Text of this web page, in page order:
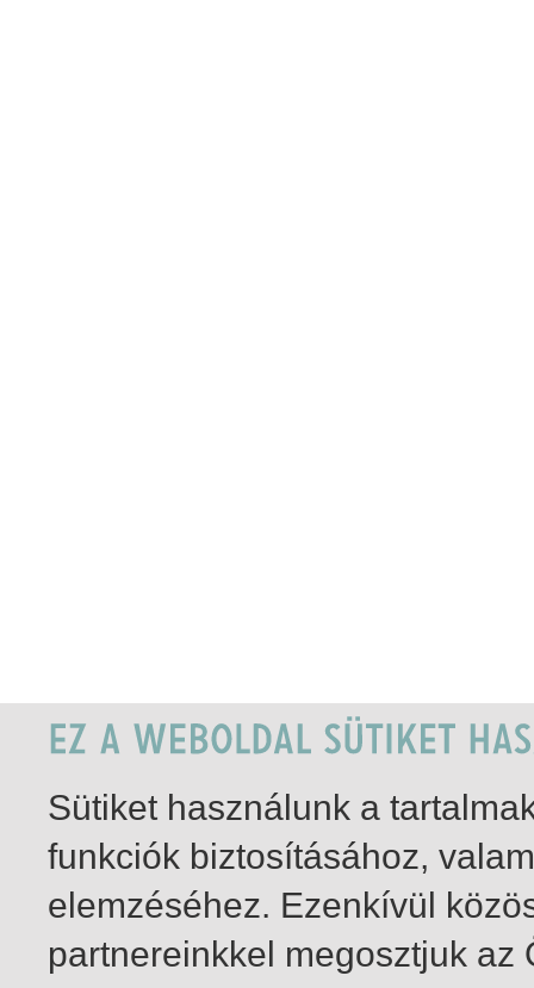
Sütiket használunk a
funkciók biztosításához,
elemzéséhez. Ezenkívül
partnereinkkel megosztjuk